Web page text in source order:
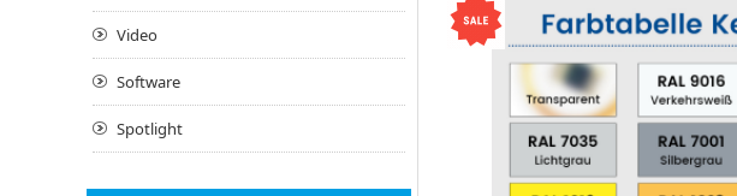
Video
Software
Spotlight